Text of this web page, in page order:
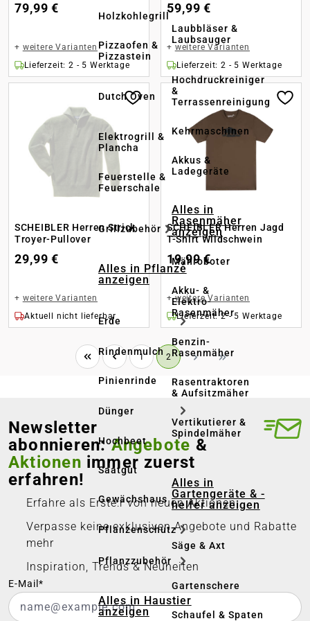
Holzkohlegrill
Pizzaofen &
Pizzastein
Dutch Oven
Elektrogrill &
Plancha
Feuerstelle &
Feuerschale
Grillzubehör
Alles in Pflanze
anzeigen
Erde
Rindenmulch
Pinienrinde
Dünger
Hochbeet
Saatgut
Gewächshaus
Pflanzenschutz
Pflanzzubehör
Alles in Haustier
anzeigen
Laubbläser &
Laubsauger
Hochdruckreiniger
&
Terrassenreinigung
Kehrmaschinen
Akkus &
Ladegeräte
Alles in
Rasenmäher
anzeigen
Mähroboter
Akku- &
Elektro-
Rasenmäher
Benzin-
Rasenmäher
Rasentraktoren
& Aufsitzmäher
Vertikutierer &
Spindelmäher
Alles in
Gartengeräte & -
helfer anzeigen
Säge & Axt
Gartenschere
Schaufel & Spaten
79,99 €
+ weitere Varianten
Lieferzeit: 2 - 5 Werktage
59,99 €
+ weitere Varianten
Lieferzeit: 2 - 5 Werktage
SCHEIBLER Herren Strick
Troyer-Pullover
29,99 €
+ weitere Varianten
Aktuell nicht lieferbar
SCHEIBLER Herren Jagd
T-Shirt Wildschwein
19,99 €
+weitere Varianten
Lieferzeit: 2 - 5 Werktage
Seite
1 Seite
2
Newsletter
abonnieren:Angebote &
Aktionen immer zuerst
erfahren!
Erfahre als Erste:r von neuen Aktionen
Verpasse keine exklusiven Angebote und Rabatte
mehr
Inspiration, Trends & Neuheiten
E-Mail*